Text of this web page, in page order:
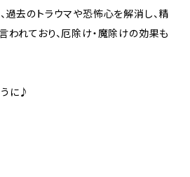
過去のトラウマや恐怖心を解消し、精
われており、厄除け・魔除けの効果も
うに♪